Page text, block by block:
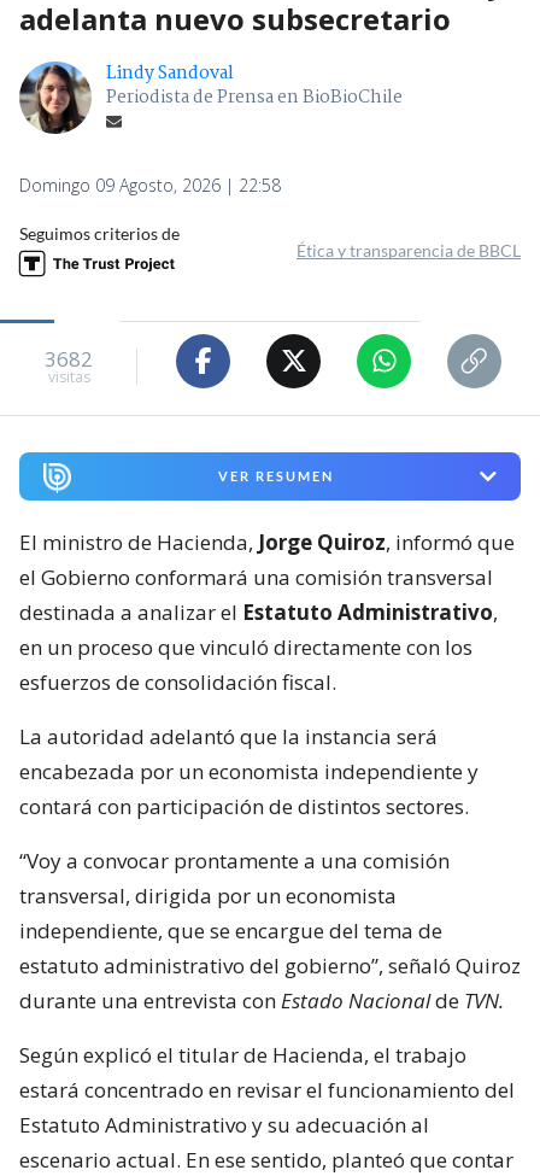
adelanta nuevo subsecretario
Lindy Sandoval
Periodista de Prensa en BioBioChile
Domingo 09 Agosto, 2026 | 22:58
Seguimos criterios de
Ética y transparencia de BBCL
3682
visitas
VER RESUMEN
El ministro de Hacienda, Jorge Quiroz, informó que
el Gobierno conformará una comisión transversal
destinada a analizar el Estatuto Administrativo,
en un proceso que vinculó directamente con los
esfuerzos de consolidación fiscal.
La autoridad adelantó que la instancia será
encabezada por un economista independiente y
contará con participación de distintos sectores.
“Voy a convocar prontamente a una comisión
transversal, dirigida por un economista
independiente, que se encargue del tema de
estatuto administrativo del gobierno”, señaló Quiroz
durante una entrevista conEstado Nacionalde TVN.
Según explicó el titular de Hacienda, el trabajo
estará concentrado en revisar el funcionamiento del
Estatuto Administrativo y su adecuación al
escenario actual. En ese sentido, planteó que contar